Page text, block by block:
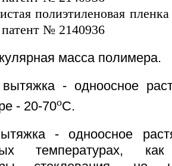
масса полимера.
- одноосное
- 20-70oC.
- одноосное
температурах,